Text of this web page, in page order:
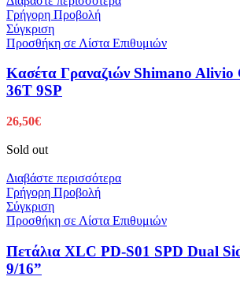
Γρήγορη Προβολή
Σύγκριση
Προσθήκη σε Λίστα Επιθυμιών
Κασέτα Γραναζιών Shimano Alivio
36T 9SP
26,50€
Sold out
Διαβάστε περισσότερα
Γρήγορη Προβολή
Σύγκριση
Προσθήκη σε Λίστα Επιθυμιών
Πετάλια XLC PD-S01 SPD Dual
9/16”